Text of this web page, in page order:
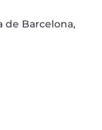
de Barcelona,